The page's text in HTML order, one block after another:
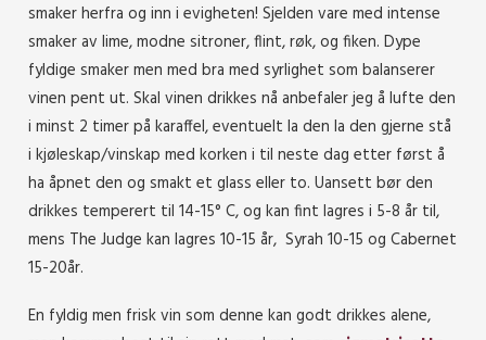
smaker herfra og inn i evigheten! Sjelden vare med intense
smaker av lime, modne sitroner, flint, røk, og fiken. Dype
fyldige smaker men med bra med syrlighet som balanserer
vinen pent ut. Skal vinen drikkes nå anbefaler jeg å lufte den
i minst 2 timer på karaffel, eventuelt la den la den gjerne stå
i kjøleskap/vinskap med korken i til neste dag etter først å
ha åpnet den og smakt et glass eller to. Uansett bør den
drikkes temperert til 14-15° C, og kan fint lagres i 5-8 år til,
mens The Judge kan lagres 10-15 år, Syrah 10-15 og Cabernet
15-20år.
En fyldig men frisk vin som denne kan godt drikkes alene,